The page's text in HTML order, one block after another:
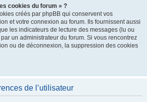
cookies du forum » ?
créés par phpBB qui conservent vos
et votre connexion au forum. Ils fournissent aussi
les indicateurs de lecture des messages (lu ou
un administrateur du forum. Si vous rencontrez
ou de déconnexion, la suppression des cookies
de l’utilisateur